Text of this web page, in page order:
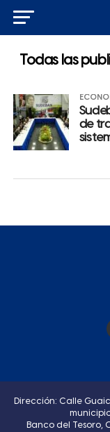
Todas las
de
Dirección: Calle
Banco del Tesoro,